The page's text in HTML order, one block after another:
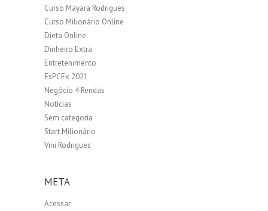
Curso Mayara Rodrigues
Curso Milionário Online
Dieta Online
Dinheiro Extra
Entretenimento
EsPCEx 2021
Negócio 4 Rendas
Notícias
Sem categoria
Start Milionário
Vini Rodrigues
META
Acessar